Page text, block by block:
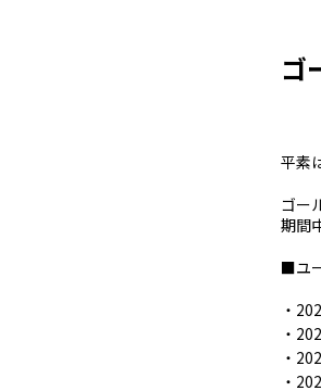
ゴ
平素
ゴー
期間
■ユ